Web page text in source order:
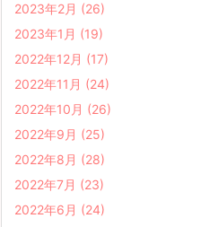
2023年2月 (26)
2023年1月 (19)
2022年12月 (17)
2022年11月 (24)
2022年10月 (26)
2022年9月 (25)
2022年8月 (28)
2022年7月 (23)
2022年6月 (24)